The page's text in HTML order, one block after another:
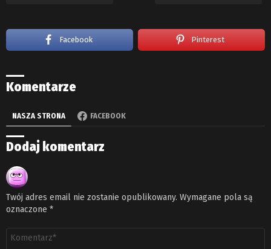
Facebook Pinterest
Komentarze
NASZA STRONA FACEBOOK
Dodaj komentarz
Twój adres email nie zostanie opublikowany. Wymagane pola są
oznaczone *